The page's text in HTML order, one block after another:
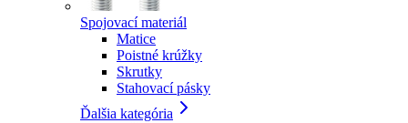
Spojovací materiál
Matice
Poistné krúžky
Skrutky
Stahovací pásky
Ďalšia kategória